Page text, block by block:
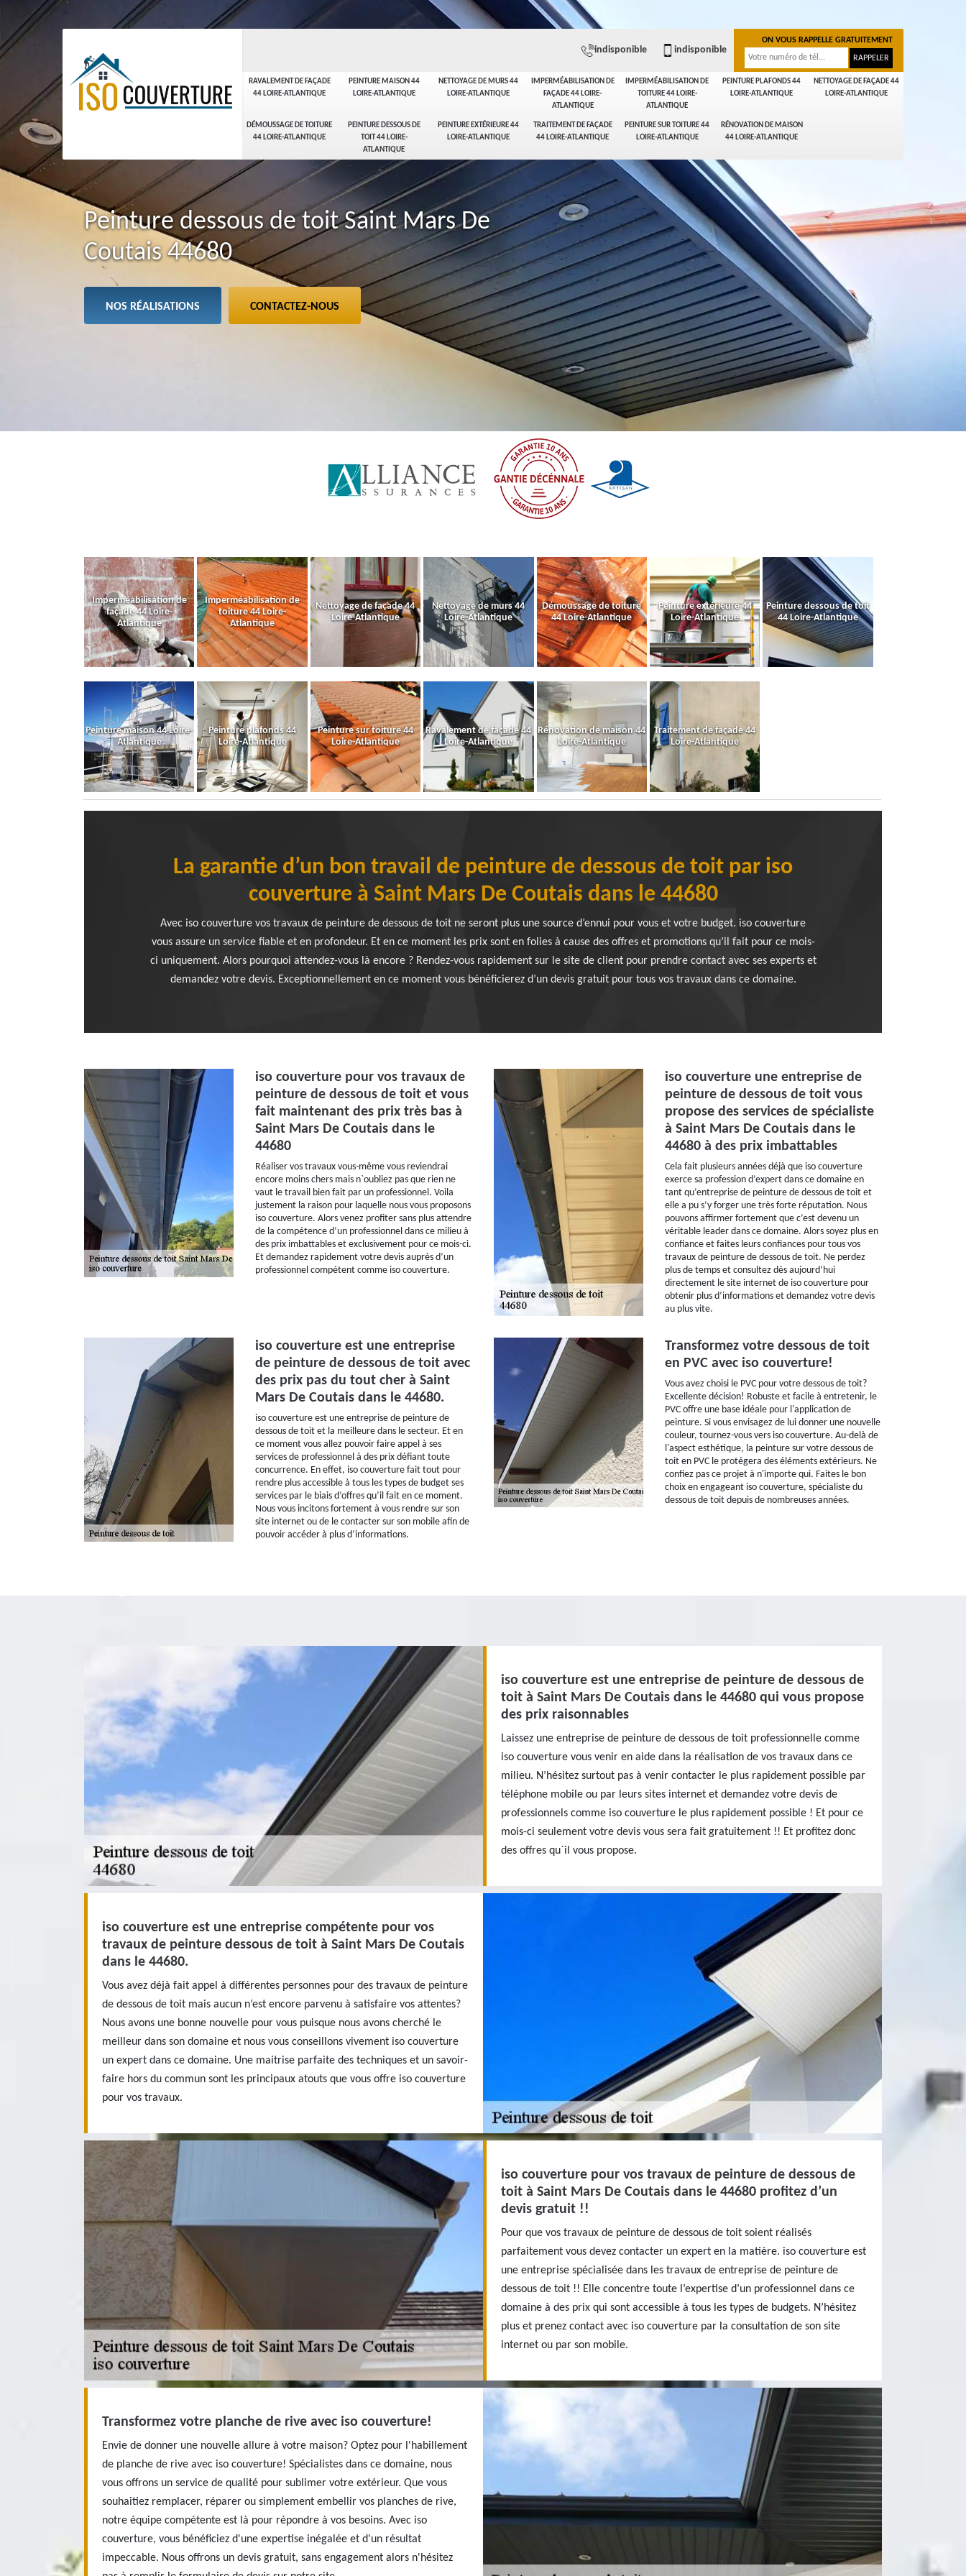
RAVALEMENT DE FAÇADE
44 LOIRE-ATLANTIQUE
PEINTURE MAISON 44
LOIRE-ATLANTIQUE
NETTOYAGE DE MURS 44
LOIRE-ATLANTIQUE
IMPERMÉABILISATION DE
FAÇADE 44 LOIRE-
ATLANTIQUE
IMPERMÉABILISATION DE
TOITURE 44 LOIRE-
ATLANTIQUE
PEINTURE PLAFONDS 44
LOIRE-ATLANTIQUE
NETTOYAGE DE FAÇADE 44
LOIRE-ATLANTIQUE
DÉMOUSSAGE DE TOITURE
44 LOIRE-ATLANTIQUE
PEINTURE DESSOUS DE
TOIT 44 LOIRE-
ATLANTIQUE
PEINTURE EXTÉRIEURE 44
LOIRE-ATLANTIQUE
TRAITEMENT DE FAÇADE
44 LOIRE-ATLANTIQUE
PEINTURE SUR TOITURE 44
LOIRE-ATLANTIQUE
RÉNOVATION DE MAISON
44 LOIRE-ATLANTIQUE
indisponible indisponible
ON VOUS RAPPELLE GRATUITEMENT
Peinture dessous de toit Saint Mars De
Coutais 44680
NOS RÉALISATIONS CONTACTEZ-NOUS
Imperméabilisation de
façade 44 Loire-
Atlantique
Imperméabilisation de
toiture 44 Loire-
Atlantique
Nettoyage de façade 44
Loire-Atlantique
Nettoyage de murs 44
Loire-Atlantique
Démoussage de toiture
44 Loire-Atlantique
Peinture extérieure 44
Loire-Atlantique
Peinture dessous de toit
44 Loire-Atlantique
Peinture maison 44 Loire-
Atlantique
Peinture plafonds 44
Loire-Atlantique
Peinture sur toiture 44
Loire-Atlantique
Ravalement de façade 44
Loire-Atlantique
Rénovation de maison 44
Loire-Atlantique
Traitement de façade 44
Loire-Atlantique
La garantie d’un bon travail de peinture de dessous de toit par iso
couverture à Saint Mars De Coutais dans le 44680
Avec iso couverture vos travaux de peinture de dessous de toit ne seront plus une source d’ennui pour vous et votre budget. iso couverture
vous assure un service fiable et en profondeur. Et en ce moment les prix sont en folies à cause des offres et promotions qu’il fait pour ce mois-
ci uniquement. Alors pourquoi attendez-vous là encore ? Rendez-vous rapidement sur le site de client pour prendre contact avec ses experts et
demandez votre devis. Exceptionnellement en ce moment vous bénéficierez d’un devis gratuit pour tous vos travaux dans ce domaine.
iso couverture pour vos travaux de
peinture de dessous de toit et vous
fait maintenant des prix très bas à
Saint Mars De Coutais dans le
44680
Réaliser vos travaux vous-même vous reviendrai
encore moins chers mais n`oubliez pas que rien ne
vaut le travail bien fait par un professionnel. Voila
justement la raison pour laquelle nous vous proposons
iso couverture. Alors venez profiter sans plus attendre
de la compétence d’un professionnel dans ce milieu à
des prix imbattables et exclusivement pour ce mois-ci.
Et demandez rapidement votre devis auprès d’un
professionnel compétent comme iso couverture.
iso couverture une entreprise de
peinture de dessous de toit vous
propose des services de spécialiste
à Saint Mars De Coutais dans le
44680 à des prix imbattables
Cela fait plusieurs années déjà que iso couverture
exerce sa profession d’expert dans ce domaine en
tant qu’entreprise de peinture de dessous de toit et
elle a pu s’y forger une très forte réputation. Nous
pouvons affirmer fortement que c’est devenu un
véritable leader dans ce domaine. Alors soyez plus en
confiance et faites leurs confiances pour tous vos
travaux de peinture de dessous de toit. Ne perdez
plus de temps et consultez dès aujourd’hui
directement le site internet de iso couverture pour
obtenir plus d’informations et demandez votre devis
au plus vite.
iso couverture est une entreprise
de peinture de dessous de toit avec
des prix pas du tout cher à Saint
Mars De Coutais dans le 44680.
iso couverture est une entreprise de peinture de
dessous de toit et la meilleure dans le secteur. Et en
ce moment vous allez pouvoir faire appel à ses
services de professionnel à des prix défiant toute
concurrence. En effet, iso couverture fait tout pour
rendre plus accessible à tous les types de budget ses
services par le biais d’offres qu’il fait en ce moment.
Nous vous incitons fortement à vous rendre sur son
site internet ou de le contacter sur son mobile afin de
pouvoir accéder à plus d’informations.
Transformez votre dessous de toit
en PVC avec iso couverture!
Vous avez choisi le PVC pour votre dessous de toit?
Excellente décision! Robuste et facile à entretenir, le
PVC offre une base idéale pour l'application de
peinture. Si vous envisagez de lui donner une nouvelle
couleur, tournez-vous vers iso couverture. Au-delà de
l'aspect esthétique, la peinture sur votre dessous de
toit en PVC le protégera des éléments extérieurs. Ne
confiez pas ce projet à n'importe qui. Faites le bon
choix en engageant iso couverture, spécialiste du
dessous de toit depuis de nombreuses années.
iso couverture est une entreprise de peinture de dessous de
toit à Saint Mars De Coutais dans le 44680 qui vous propose
des prix raisonnables
Laissez une entreprise de peinture de dessous de toit professionnelle comme
iso couverture vous venir en aide dans la réalisation de vos travaux dans ce
milieu. N’hésitez surtout pas à venir contacter le plus rapidement possible par
téléphone mobile ou par leurs sites internet et demandez votre devis de
professionnels comme iso couverture le plus rapidement possible ! Et pour ce
mois-ci seulement votre devis vous sera fait gratuitement !! Et profitez donc
des offres qu`il vous propose.
iso couverture est une entreprise compétente pour vos
travaux de peinture dessous de toit à Saint Mars De Coutais
dans le 44680.
Vous avez déjà fait appel à différentes personnes pour des travaux de peinture
de dessous de toit mais aucun n’est encore parvenu à satisfaire vos attentes?
Nous avons une bonne nouvelle pour vous puisque nous avons cherché le
meilleur dans son domaine et nous vous conseillons vivement iso couverture
un expert dans ce domaine. Une maitrise parfaite des techniques et un savoir-
faire hors du commun sont les principaux atouts que vous offre iso couverture
pour vos travaux.
iso couverture pour vos travaux de peinture de dessous de
toit à Saint Mars De Coutais dans le 44680 profitez d’un
devis gratuit !!
Pour que vos travaux de peinture de dessous de toit soient réalisés
parfaitement vous devez contacter un expert en la matière. iso couverture est
une entreprise spécialisée dans les travaux de entreprise de peinture de
dessous de toit !! Elle concentre toute l’expertise d’un professionnel dans ce
domaine à des prix qui sont accessible à tous les types de budgets. N’hésitez
plus et prenez contact avec iso couverture par la consultation de son site
internet ou par son mobile.
Transformez votre planche de rive avec iso couverture!
Envie de donner une nouvelle allure à votre maison? Optez pour l'habillement
de planche de rive avec iso couverture! Spécialistes dans ce domaine, nous
vous offrons un service de qualité pour sublimer votre extérieur. Que vous
souhaitiez remplacer, réparer ou simplement embellir vos planches de rive,
notre équipe compétente est là pour répondre à vos besoins. Avec iso
couverture, vous bénéficiez d'une expertise inégalée et d'un résultat
impeccable. Nous offrons un devis gratuit, sans engagement alors n'hésitez